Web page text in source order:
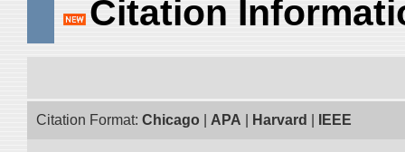
Citation
Citation Format: Chicago APA Harvard IEEE